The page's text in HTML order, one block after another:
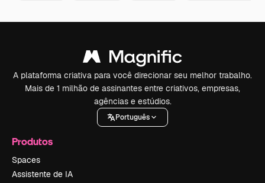
A plataforma criativa para você direcionar seu melhor trabalho.
Mais de 1 milhão de assinantes entre criativos, empresas,
agências e estúdios.
Português
Produtos
Spaces
Assistente de IA